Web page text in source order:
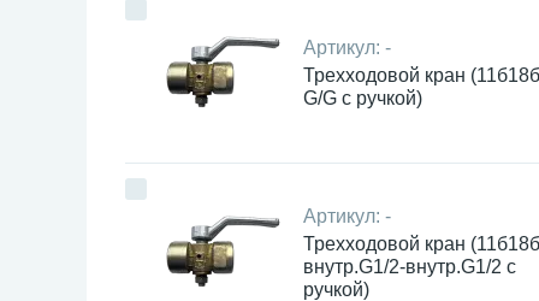
Артикул: -
Трехходовой кран
G/G с ручкой)
Артикул: -
Трехходовой кран
внутр.G1/2-внутр.G1/2 с
ручкой)